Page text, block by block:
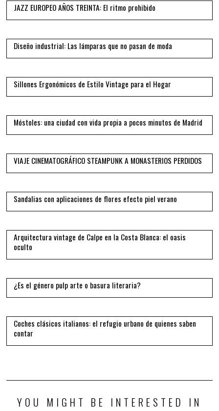
JAZZ EUROPEO AÑOS TREINTA: El ritmo prohibido
07
Diseño industrial: Las lámparas que no pasan de moda
08
Sillones Ergonómicos de Estilo Vintage para el Hogar
09
Móstoles: una ciudad con vida propia a pocos minutos de Madrid
10
VIAJE CINEMATOGRÁFICO STEAMPUNK A MONASTERIOS PERDIDOS
11
Sandalias con aplicaciones de flores efecto piel verano
12
Arquitectura vintage de Calpe en la Costa Blanca: el oasis
oculto
13
¿Es el género pulp arte o basura literaria?
14
Coches clásicos italianos: el refugio urbano de quienes saben
contar
YOU MIGHT BE INTERESTED IN